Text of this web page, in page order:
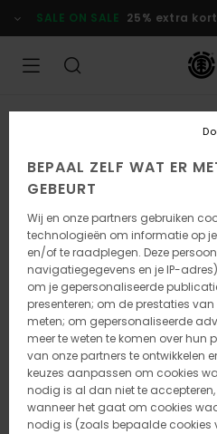
naar
Productinformatie
SALE ON SALE 25% extra
BEPAAL ZELF WAT ER
GEBEURT
Wij en onze partners gebruiken
technologieën om informatie op
en/of te raadplegen. Deze
navigatiegegevens en je IP-
om je gepersonaliseerde
presenteren; om de prestaties
meten; om gepersonaliseerde
meer te weten te komen over hun
van onze partners te ontwikkelen
keuzes aanpassen om cookies
nodig is al dan niet te accepteren,
wanneer het gaat om cookies
nodig is (zoals bepaalde cookies